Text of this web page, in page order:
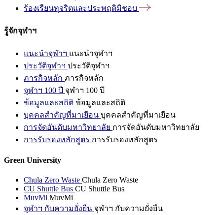
ร้องเรียนทุจริตและประพฤติมิชอบ
รู้จักจุฬาฯ
แนะนำจุฬาฯ แนะนำจุฬาฯ
ประวัติจุฬาฯ ประวัติจุฬาฯ
ภารกิจหลัก ภารกิจหลัก
จุฬาฯ 100 ปี จุฬาฯ 100 ปี
ข้อมูลและสถิติ ข้อมูลและสถิติ
บุคคลสำคัญที่มาเยือน บุคคลสำคัญที่มาเยือน
การจัดอันดับมหาวิทยาลัย การจัดอันดับมหาวิทยาลัย
การรับรองหลักสูตร การรับรองหลักสูตร
Green University
Chula Zero Waste Chula Zero Waste
CU Shuttle Bus CU Shuttle Bus
MuvMi MuvMi
จุฬาฯ กับความยั่งยืน จุฬาฯ กับความยั่งยืน